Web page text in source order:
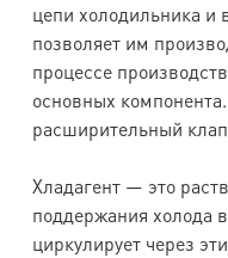
цепи холодильника и
позволяет им
процессе
основных
расширительный
Хладагент — это
поддержания холода
циркулирует через